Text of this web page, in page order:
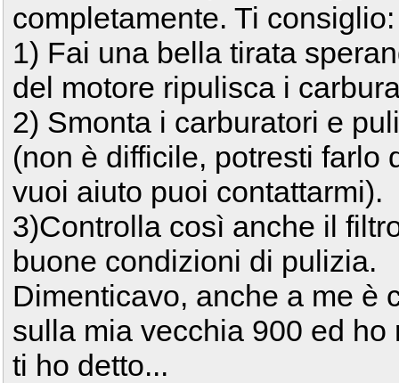
completamente. Ti consiglio:
1) Fai una bella tirata
del motore ripulisca i
2) Smonta i carburatori e
(non è difficile, potresti farlo
vuoi aiuto puoi contattarmi).
3)Controlla così anche il
buone condizioni di pulizia.
Dimenticavo, anche a me è
sulla mia vecchia 900 ed
ti ho detto...